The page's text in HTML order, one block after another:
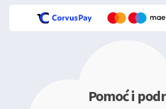
Pomoć i